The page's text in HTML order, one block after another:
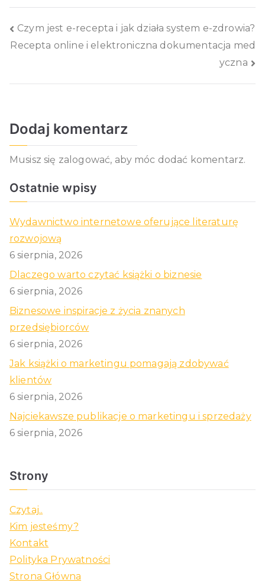
Nawigacja
wpisu
Czym jest e-recepta i jak działa system e-zdrowia?
Recepta online i elektroniczna dokumentacja med
yczna
Dodaj komentarz
Musisz się zalogować, aby móc dodać komentarz.
Ostatnie wpisy
Wydawnictwo internetowe oferujące literaturę
rozwojową
6 sierpnia, 2026
Dlaczego warto czytać książki o biznesie
6 sierpnia, 2026
Biznesowe inspiracje z życia znanych
przedsiębiorców
6 sierpnia, 2026
Jak książki o marketingu pomagają zdobywać
klientów
6 sierpnia, 2026
Najciekawsze publikacje o marketingu i sprzedaży
6 sierpnia, 2026
Strony
Czytaj..
Kim jesteśmy?
Kontakt
Polityka Prywatności
Strona Główna